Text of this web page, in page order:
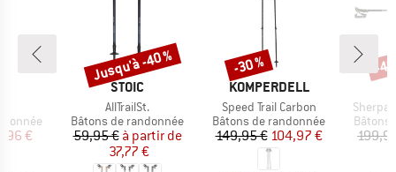
réduit
€
MARQUE
STOIC
Article
AllTrailSt.
Product group
Bâtons de randonnée
Prix
59,95 € Prix réduit
à partir de
37,77 €
Remise
Jusqu'à -40 %
MARQUE
KOMPERDELL
Article
Speed Trail Carbon
Product group
Bâtons de randonnée
Prix
149,95 €Prix réduit
104,97 €
Remise
-30 %
Article
Sherpa
Bâtons
-